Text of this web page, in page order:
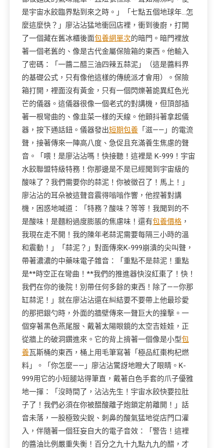
是宇宙水餃臨界點到來之時。」「七點五個地球年…怎
麼這麼快？」廖沾沾猛地衝回店裡，衝到後廚，打開
了一個藏在舊冰櫃後面包養網單次的暗門。暗門裡放
著一個老舊的、像是古代金屬保險箱的東西。他輸入
了密碼：「一醬二醋三油四辣五蒜泥」（這是醬料界
的基礎公式，只有像他這樣的傳統派才會用）。保險
箱打開，裡面沒有黃金，只有一個閃爍著詭異紅色光
芒的儀器。這儀器很像一個老式的對講機，但頂部插
著一根彎曲的、像韭菜一樣的天線。他顫抖著拿起儀
器，按下通話鈕。儀器發出短期包養 「滋——」的電流
聲，接著傳來一陣高八度、急促且充滿養生焦慮的聲
音。「喂！是廖沾沾嗎！快接聽！這裡是 K-999！宇宙
水餃聯盟特級特務！你那邊是不是已經聞到宇宙級的
酸味了？我們需要你的蒜泥！你被徵召了！馬上！」
廖沾沾的耳朵被這聲音震得嗡嗡作響，他捏著對講
機，困惑地喊道：「特務？酸味？等等！我聞到的不
是酸味！是麵粉過度膨脹的焦慮味！還有包養價格 ，
我現在走不開！我的陳年老蒜泥需要每隔三小時的溫
和震動！」「蒜泥？」對面傳來K-999崩潰的尖叫聲，
帶著濃濃的中藥味電子雜音：「重點不是蒜泥！重點
是**時空正在彎曲！**我們的推進器快沒紅棗了！快！
我們在你的後院！別帶任何多餘的東西！除了——你那
缸蒜泥！」就在廖沾沾還在糾結要不要帶上他最珍愛
的那把銀勺時，外面的牆壁傳來一聲巨大的撞擊。一
個穿著黑色燕尾服、戴著太陽眼鏡的太空吉娃娃，正
從牆上的破洞鑽進來。它的背上揹著一個像是小型包
養瓦斯桶的東西，桶上用毛筆寫著「極品紅棗枸杞燃
料」。「你怎麼——」廖沾沾驚訝地瞪大了眼睛。K-
999用它的小短腿站得筆直，戴著白色手套的爪子優雅
地一揮：「沒時間了，沾沾先生！宇宙水餃快要拉肚
子了！我們必須在你被醋酸離子炮鎖定前離開！」話
音未落，一股極致尖銳、刺鼻的酸氣猛地從店門口灌
入，伴隨著一個狂妄自大的電子音效：「警告！這裡
的醬油比例嚴重失衡！百分之九十九點九九的醋，才